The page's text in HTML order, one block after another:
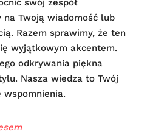
swój zespół
na Twoją wiadomość lub
Razem sprawimy, że ten
wyjątkowym akcentem.
odkrywania piękna
Nasza wiedza to Twój
wspomnienia.